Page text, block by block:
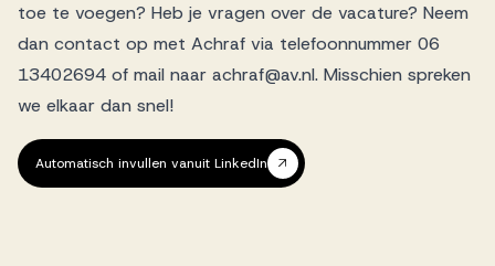
toe te voegen? Heb je vragen over de vacature? Neem
dan contact op met Achraf via telefoonnummer 06
13402694 of mail naar achraf@av.nl. Misschien spreken
we elkaar dan snel!
Automatisch invullen vanuit LinkedIn